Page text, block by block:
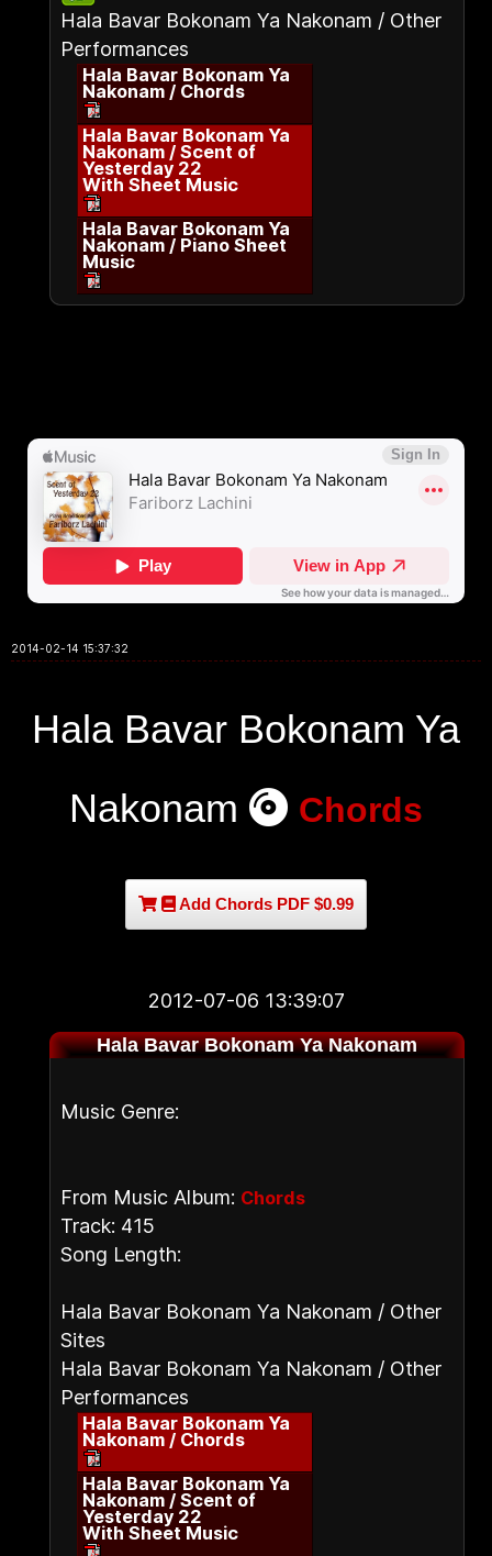
Hala Bavar Bokonam Ya Nakonam / Other
Performances
Hala Bavar Bokonam Ya
Nakonam / Chords
Hala Bavar Bokonam Ya
Nakonam / Scent of
Yesterday 22
With Sheet Music
Hala Bavar Bokonam Ya
Nakonam / Piano Sheet
Music
2014-02-14 15:37:32
Hala Bavar Bokonam Ya
Nakonam
Chords
Add Chords PDF $0.99
2012-07-06 13:39:07
Hala Bavar Bokonam Ya Nakonam
Music Genre:
From Music Album: Chords
Track: 415
Song Length:
Hala Bavar Bokonam Ya Nakonam / Other
Sites
Hala Bavar Bokonam Ya Nakonam / Other
Performances
Hala Bavar Bokonam Ya
Nakonam / Chords
Hala Bavar Bokonam Ya
Nakonam / Scent of
Yesterday 22
With Sheet Music